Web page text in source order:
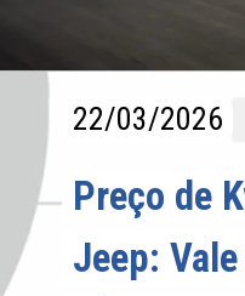
22/03/2026
22/03/2026
Preço de
Jeep:
Preço de
Jeep: